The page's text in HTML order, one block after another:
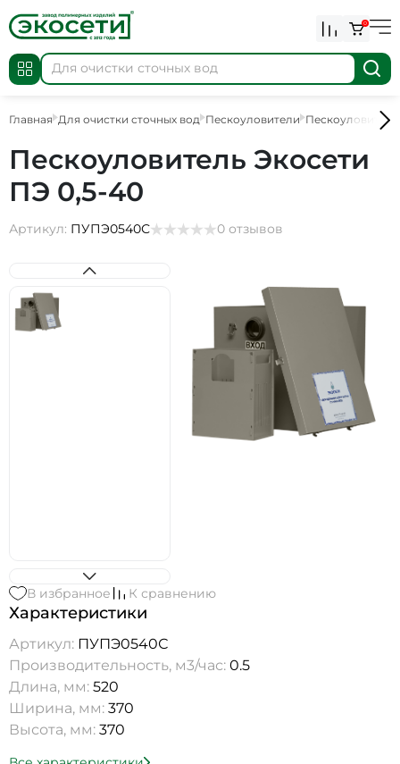
0
Главная Для очистки сточных вод Пескоуловители
Пескоуловитель Экосети
ПЭ 0,5-40
Артикул: ПУПЭ0540С 0 отзывов
В избранное К сравнению
Характеристики
Артикул: ПУПЭ0540С
Производительность, м3/час: 0.5
Длина, мм: 520
Ширина, мм: 370
Высота, мм: 370